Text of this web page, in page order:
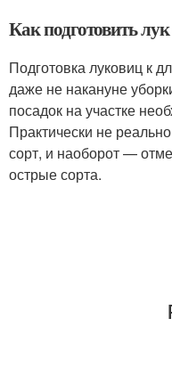
Как подготовить
Подготовка луковиц к
даже не накануне
посадок на участке
Практически не
сорт, и наоборот —
острые сорта.